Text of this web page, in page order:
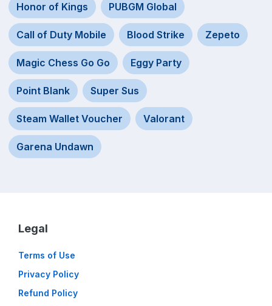
Honor of Kings PUBGM Global
Call of Duty Mobile Blood Strike Zepeto
Magic Chess Go Go Eggy Party
Point Blank Super Sus
Steam Wallet Voucher Valorant
Garena Undawn
Legal
Terms of Use
Privacy Policy
Refund Policy